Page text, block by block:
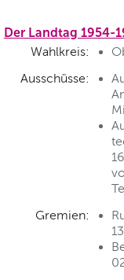
Der Landtag 1954-
Wahlkreis:
Ausschüsse:
Gremien: